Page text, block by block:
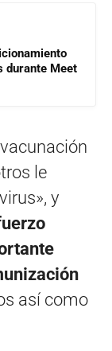
durante Meet
le
y
así como